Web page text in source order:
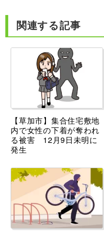
関連する記事
【草加市】集合住宅敷地
内で女性の下着が奪われ
る被害 12月9日未明に
発生